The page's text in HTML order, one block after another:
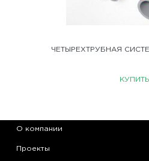
ЧЕТЫРЕХТРУБНАЯ
КУПИТЬ
О компании
Проекты